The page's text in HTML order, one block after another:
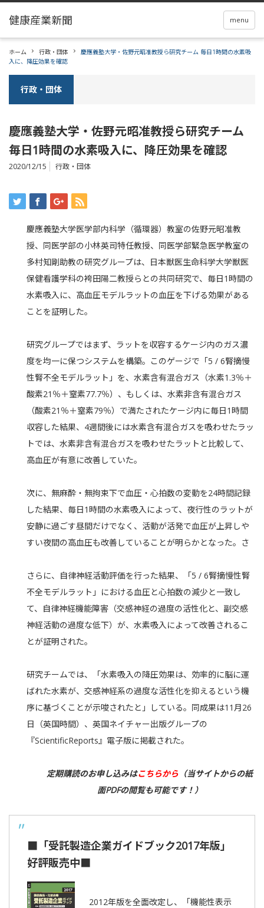
menu
ホーム 行政・団体
慶應義塾大学・佐野元昭准教授ら研究チーム 毎日1時間の水素吸
入に、降圧効果を確認
行政・団体
慶應義塾大学・佐野元昭准教授ら研究チーム
毎日1時間の水素吸入に、降圧効果を確認
2020/12/15 行政・団体
慶應義塾大学医学部内科学（循環器）教室の佐野元昭准教
授、同医学部の小林英司特任教授、同医学部緊急医学教室の
多村知剛助教の研究グループは、日本獣医生命科学大学獣医
保健看護学科の袴田陽二教授らとの共同研究で、毎日1時間の
水素吸入に、高血圧モデルラットの血圧を下げる効果がある
ことを証明した。
研究グループではまず、ラットを収容するケージ内のガス濃
度を均一に保つシステムを構築。このゲージで「5 / 6腎摘慢
性腎不全モデルラット」を、水素含有混合ガス（水素1.3％＋
酸素21％＋窒素77.7％）、もしくは、水素非含有混合ガス
（酸素21％＋窒素79％）で満たされたケージ内に毎日1時間
収容した結果、4週間後には水素含有混合ガスを吸わせたラッ
トでは、水素非含有混合ガスを吸わせたラットと比較して、
高血圧が有意に改善していた。
次に、無麻酔・無拘束下で血圧・心拍数の変動を24時間記録
した結果、毎日1時間の水素吸入によって、夜行性のラットが
安静に過ごす昼間だけでなく、活動が活発で血圧が上昇しや
すい夜間の高血圧も改善していることが明らかとなった。さ
さらに、自律神経活動評価を行った結果、「5 / 6腎摘慢性腎
不全モデルラット」における血圧と心拍数の減少と一致し
て、自律神経機能障害（交感神経の過度の活性化と、副交感
神経活動の過度な低下）が、水素吸入によって改善されるこ
とが証明された。
研究チームでは、「水素吸入の降圧効果は、効率的に脳に運
ばれた水素が、交感神経系の過度な活性化を抑えるという機
序に基づくことが示唆されたと」している。同成果は11月26
日（英国時間）、英国ネイチャー出版グループの
『ScientificReports』電子版に掲載された。
定期購読のお申し込みはこちらから （当サイトからの紙
面PDFの閲覧も可能です！）
■「受託製造企業ガイドブック2017年版」
好評販売中■
2012年版を全面改定し、「機能性表示